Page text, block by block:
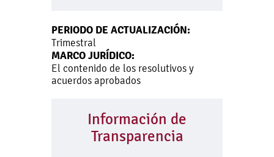
PERIODO DE ACTUALIZACIÓN:
Trimestral
MARCO JURÍDICO:
El contenido de los resolutivos y
acuerdos aprobados
Información de
Transparencia